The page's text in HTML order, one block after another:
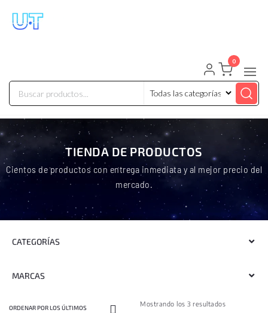
0
TIENDA DE PRODUCTOS
Cientos de productos con entrega inmediata y al mejor precio del
mercado.
CATEGORÍAS
MARCAS
Mostrando los 3 resultados